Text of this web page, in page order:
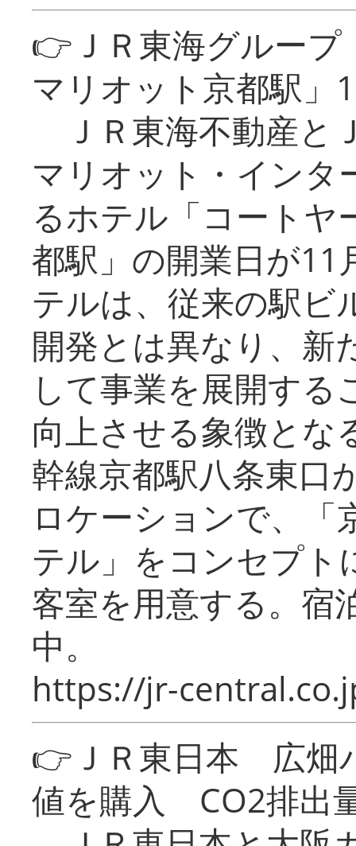
👉ＪＲ東海グルー
マリオット京都駅」
ＪＲ東海不動産と
マリオット・インタ
るホテル「コートヤ
都駅」の開業日が11
テルは、従来の駅ビ
開発とは異なり、新
して事業を展開する
向上させる象徴とな
幹線京都駅八条東口
ロケーションで、「
テル」をコンセプト
客室を用意する。宿
中。
https://jr-
👉ＪＲ東日本 広畑
値を購入 CO2排出